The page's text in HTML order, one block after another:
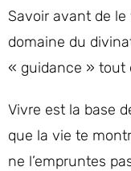
Savoir avant de
domaine du
« guidance » tout
Vivre est la base
que la vie te
ne l’empruntes